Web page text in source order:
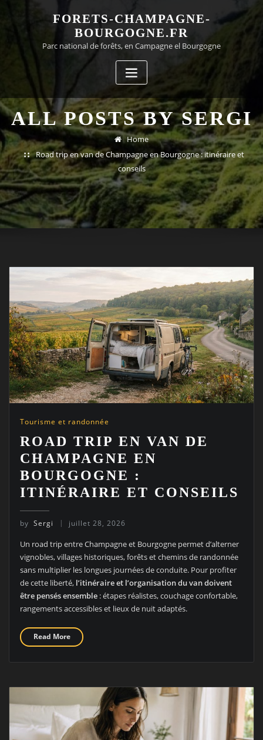
content
FORETS-CHAMPAGNE-
BOURGOGNE.FR
Parc national de forêts, en Campagne el Bourgogne
ALL POSTS BY SERGI
Home
Road trip en van de Champagne en Bourgogne : itinéraire et
conseils
Tourisme et randonnée
ROAD TRIP EN VAN DE
CHAMPAGNE EN
BOURGOGNE :
ITINÉRAIRE ET CONSEILS
by Sergi juillet 28, 2026
Un road trip entre Champagne et Bourgogne permet d’alterner
vignobles, villages historiques, forêts et chemins de randonnée
sans multiplier les longues journées de conduite. Pour profiter
de cette liberté, l’itinéraire et l’organisation du van doivent
être pensés ensemble: étapes réalistes, couchage confortable,
rangements accessibles et lieux de nuit adaptés.
Read More